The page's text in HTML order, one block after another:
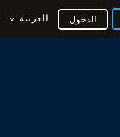
العربية الدخول